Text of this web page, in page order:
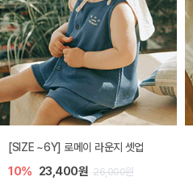
엘리오 아기 블라우스
20% 21,600원 27,000원